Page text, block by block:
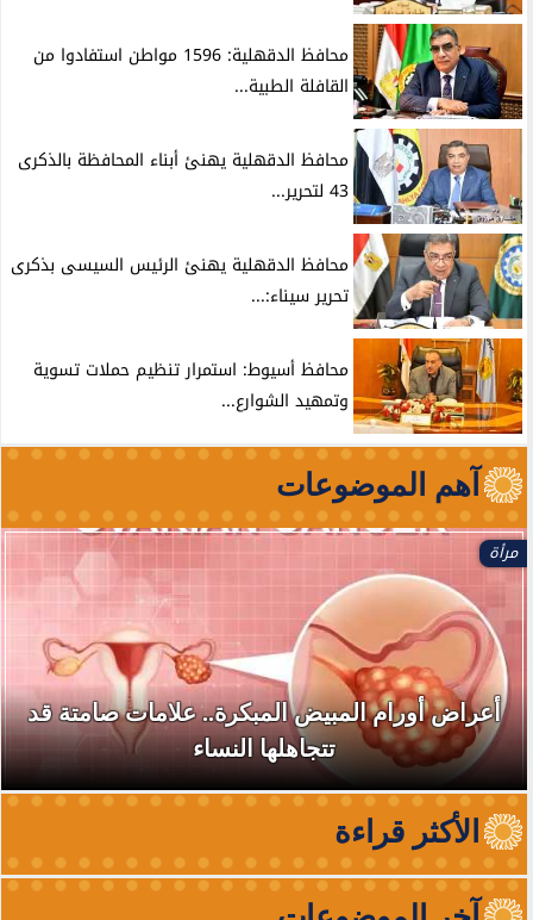
محافظ الدقهلية: 1596 مواطن استفادوا من
القافلة الطبية...
محافظ الدقهلية يهنئ أبناء المحافظة بالذكرى
43 لتحرير...
محافظ الدقهلية يهنئ الرئيس السيسى بذكرى
تحرير سيناء:...
محافظ أسيوط: استمرار تنظيم حملات تسوية
وتمهيد الشوارع...
آهم الموضوعات
حوادث
أسرة أم كلثوم تطالب بوقف فيلم «الست».. تفاصيل
الدعوى أمام القضاء الإداري
الأكثر قراءة